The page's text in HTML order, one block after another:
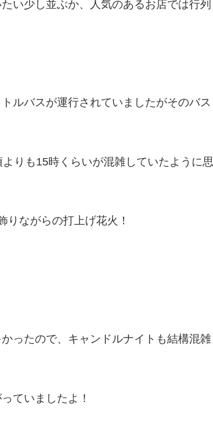
い少し並ぶか、人気のあるお店では行列
ルバスが運行されていましたがそのバス
りも15時くらいが混雑していたように思
ながらの打上げ花火！
ったので、キャンドルナイトも結構混雑
ていましたよ！